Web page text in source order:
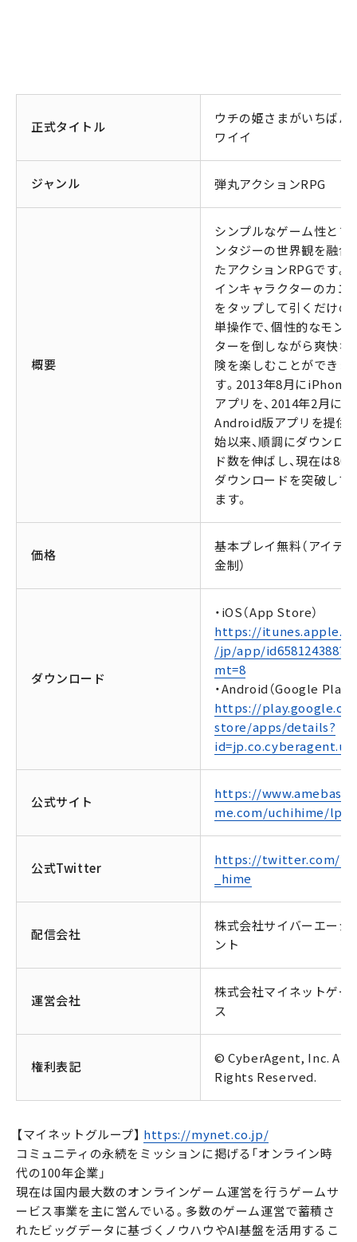
正式タイトル
ウチの姫さまがいちばん
ワイイ
ジャンル 弾丸アクションRPG
概要
シンプルなゲーム性とフ
ンタジーの世界観を融合
たアクションRPGです。
インキャラクターのカエ
をタップして引くだけの
単操作で、個性的なモン
ターを倒しながら爽快な
険を楽しむことができま
す。2013年8月にiPhone
アプリを、2014年2月に
Android版アプリを提供
始以来、順調にダウンロ
ド数を伸ばし、現在は
ダウンロードを突破して
ます。
価格
基本プレイ無料（アイテ
金制）
ダウンロード
・iOS（App Store）
https://
/jp/app/id658124388?
mt=8
・Android（Google Play）
https://
store/apps/details?
id=jp.co.cyberagent.uh
公式サイト
https://
me.com/uchihime/lp/
公式Twitter
https://twitter.com/
_hime
配信会社
株式会社サイバーエージ
ント
運営会社
株式会社マイネットゲー
ス
権利表記
© CyberAgent, Inc. All
Rights Reserved.
【マイネットグループ】 https://mynet.co.jp/
コミュニティの永続をミッションに掲げる「オンライン時
代の100年企業」
現在は国内最大数のオンラインゲーム運営を行うゲームサ
ービス事業を主に営んでいる。多数のゲーム運営で蓄積さ
れたビッグデータに基づくノウハウやAI基盤を活用するこ